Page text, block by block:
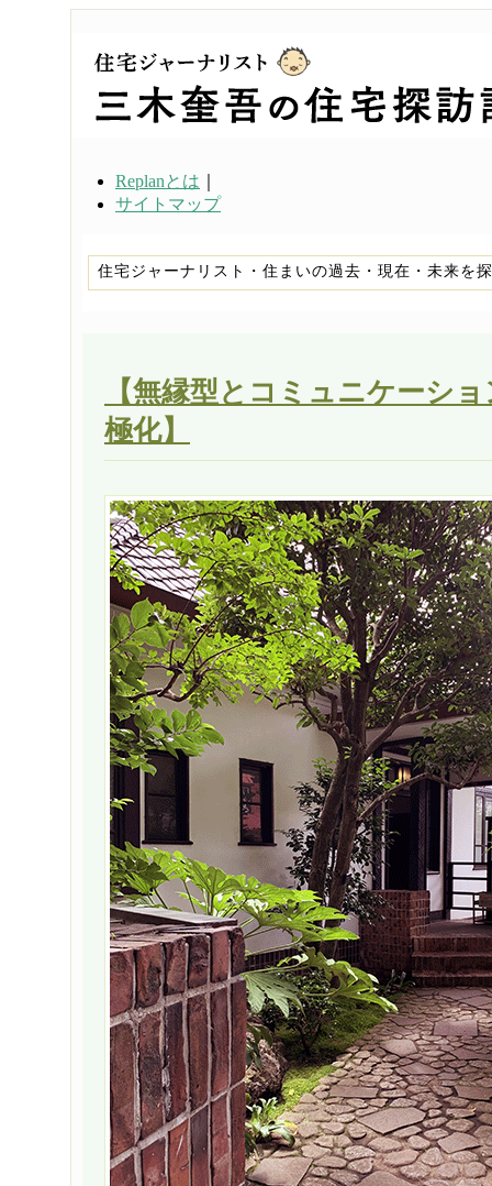
Replanとは
サイトマップ
住宅ジャーナリスト・住まいの過去・現在・未来を
【無縁型とコミュニケーシ
極化】